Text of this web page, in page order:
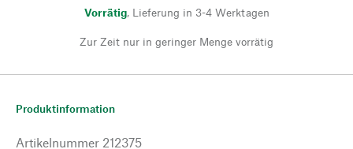
Vorrätig, Lieferung in 3-4 Werktagen
Zur Zeit nur in geringer Menge vorrätig
Produktinformation
Artikelnummer 212375